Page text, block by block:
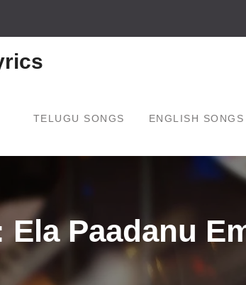
TELUGU SONGS ENGLISH SONGS
Ela Paadanu